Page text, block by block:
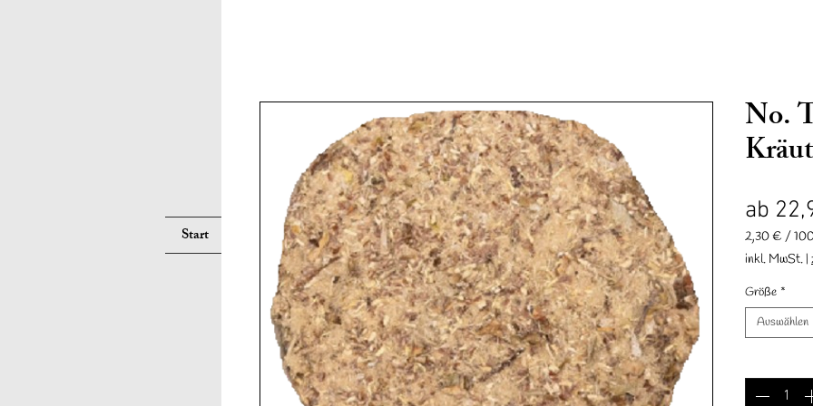
Start Services Pferd Hund Accessoires Geschenkkarte Reit & Fahrverein Mesum
No.
ab
2,30 € /
2,30 €
pro
100
Gramm
inkl. MwSt.|
Größe *
Auswählen